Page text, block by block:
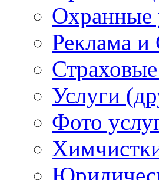
Охранные
Реклама
Услуги
Фото